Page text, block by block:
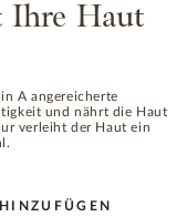
Ihre Haut
A angereicherte
und nährt die Haut
verleiht der Haut ein
HINZUFÜGEN